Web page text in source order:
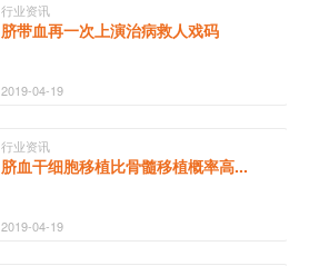
行业资讯
脐带血再一次上演治病救人戏码
2019-04-19
行业资讯
脐血干细胞移植比骨髓移植概率高...
2019-04-19